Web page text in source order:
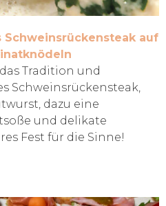
auf
Tradition und
Schweinsrückensteak,
dazu eine
und delikate
Fest für die Sinne!